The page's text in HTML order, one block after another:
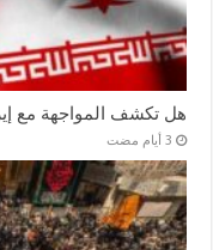
هل تكشف المواجهة مع